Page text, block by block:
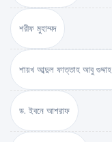
শরীফ মুহাম্মদ
শায়খ আব্দুল ফাত্তাহ আবু
ড. ইবনে আশরাফ